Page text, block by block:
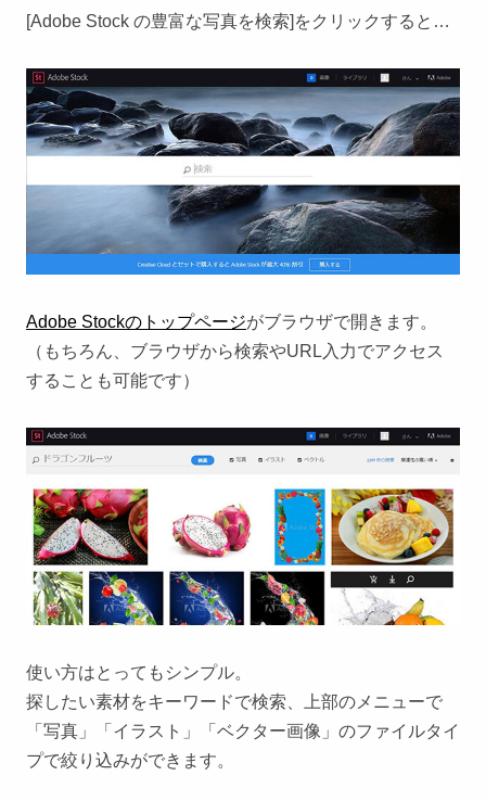
[Adobe Stock の豊富な写真を検索]をクリックすると…
Adobe Stockのトップページがブラウザで開きます。
（もちろん、ブラウザから検索やURL入力でアクセス
することも可能です）
使い方はとってもシンプル。
探したい素材をキーワードで検索、上部のメニューで
「写真」「イラスト」「ベクター画像」のファイルタイ
プで絞り込みができます。